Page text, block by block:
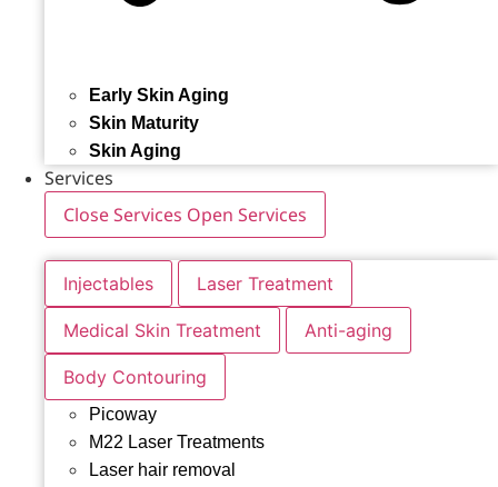
Early Skin Aging
Skin Maturity
Skin Aging
Services
Close Services Open Services
Injectables Laser Treatment
Medical Skin Treatment Anti-aging
Body Contouring
Picoway
M22 Laser Treatments
Laser hair removal